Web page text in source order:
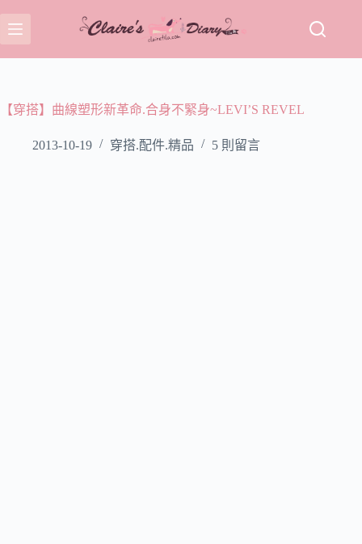
至
主
容【穿搭】曲線塑形新革命.合身不緊身~LEVI’S REVEL
2013-10-19 穿搭.配件.精品 5 則留言